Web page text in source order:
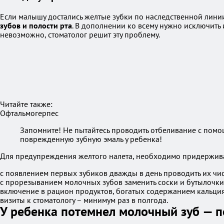
Если малышу достались желтые зубки по наследственной
зубов и полости рта. В дополнении ко всему нужно
невозможно, стоматолог решит эту проблему.
Читайте также:
Офтальмогерпес
Запомните! Не пытайтесь проводить отбеливание с
поврежденную зубную эмаль у ребенка!
Для предупреждения желтого налета, необходимо
с появлением первых зубиков дважды в день проводить их
с прорезыванием молочных зубов заменить соски и
включение в рацион продуктов, богатых содержанием
визиты к стоматологу – минимум раз в полгода.
У ребенка потемнел молочный зуб —